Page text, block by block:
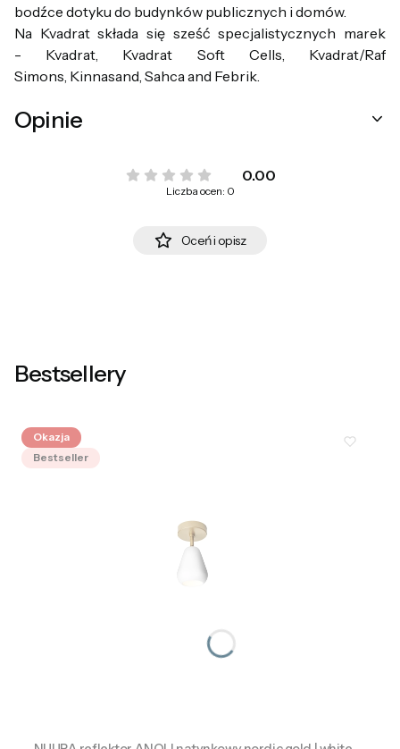
bodźce dotyku do budynków publicznych i domów.
Na Kvadrat składa się sześć specjalistycznych marek
- Kvadrat, Kvadrat Soft Cells, Kvadrat/Raf
Simons, Kinnasand, Sahca and Febrik.
Opinie
0.00
Liczba ocen: 0
Oceń i opisz
Bestsellery
Okazja
Bestseller